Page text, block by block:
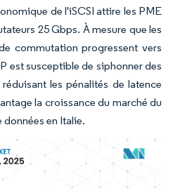
de l'iSCSI attire les PME
25 Gbps. À mesure que les
commutation progressent vers
est susceptible de siphonner des
les pénalités de latence
la croissance du marché du
en Italie.